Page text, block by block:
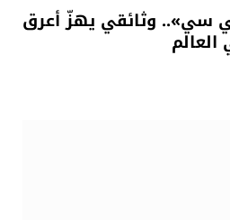
سي».. وثائقي يهزّ أعرق